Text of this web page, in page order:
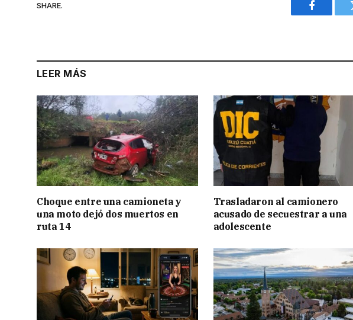
SHARE.
Facebook
LEER MÁS
Choque entre una camioneta y
una moto dejó dos muertos en
ruta 14
Trasladaron al camionero
acusado de secuestrar a una
adolescente